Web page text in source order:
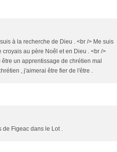
à la recherche de Dieu . <br /> Me suis
au père Noêl et en Dieu . <br />
un apprentissage de chrétien mal
, j'aimerai être fier de l'être .
de Figeac dans le Lot .